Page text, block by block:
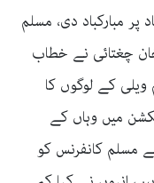
مبارکباد دی، مسلم
چغتائی نے خطاب
کے لوگوں کا
کیا گیا، 2021 کے الیکشن میں وہاں کے
مسلم کانفرنس کو